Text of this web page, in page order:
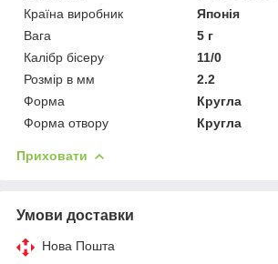
Країна виробник
Японія
Вага
5 г
Калібр бісеру
11/0
Розмір в мм
2.2
Форма
Кругла
Форма отвору
Кругла
Приховати
Умови доставки
Нова Пошта